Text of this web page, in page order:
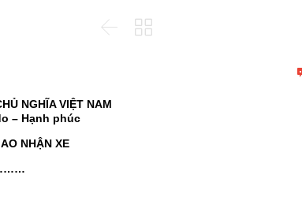
 
NGHĨA VIỆT NAM
– Hạnh phúc
NHẬN XE